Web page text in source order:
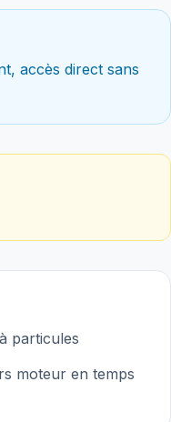
accès direct sans
particules
moteur en temps